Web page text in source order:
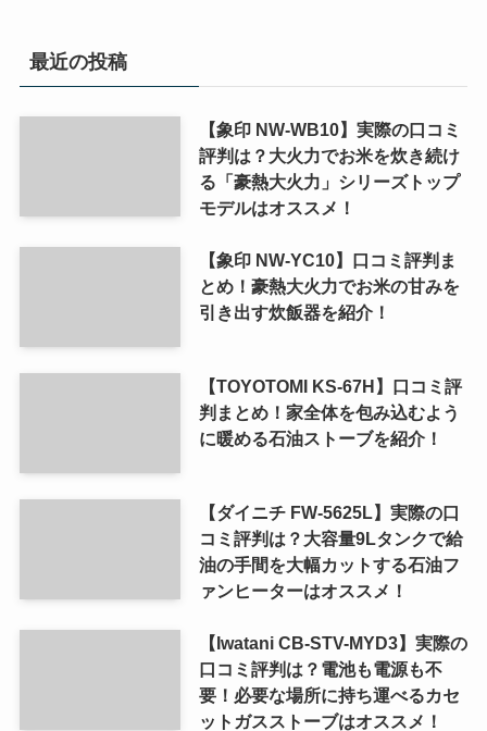
最近の投稿
【象印 NW-WB10】実際の口コミ
評判は？大火力でお米を炊き続け
る「豪熱大火力」シリーズトップ
モデルはオススメ！
【象印 NW-YC10】口コミ評判ま
とめ！豪熱大火力でお米の甘みを
引き出す炊飯器を紹介！
【TOYOTOMI KS-67H】口コミ評
判まとめ！家全体を包み込むよう
に暖める石油ストーブを紹介！
【ダイニチ FW-5625L】実際の口
コミ評判は？大容量9Lタンクで給
油の手間を大幅カットする石油フ
ァンヒーターはオススメ！
【Iwatani CB-STV-MYD3】実際の
口コミ評判は？電池も電源も不
要！必要な場所に持ち運べるカセ
ットガスストーブはオススメ！